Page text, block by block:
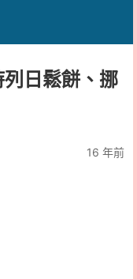
列日鬆餅、挪
16 年前